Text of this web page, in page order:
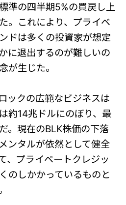
準の四半期5%の買戻し上
。これにより、プライベ
ドは多くの投資家が想定
に退出するのが難しいの
が生じた。
ックの広範なビジネスは
約14兆ドルにのぼり、最
。現在のBLK株価の下落
ンタルが依然として健全
、プライベートクレジッ
のしかかっているものと